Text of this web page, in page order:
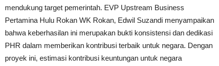
mendukung target pemerintah. EVP Upstream Business
Pertamina Hulu Rokan WK Rokan, Edwil Suzandi menyampaikan
bahwa keberhasilan ini merupakan bukti konsistensi dan dedikasi
PHR dalam memberikan kontribusi terbaik untuk negara. Dengan
proyek ini, estimasi kontribusi keuntungan untuk negara